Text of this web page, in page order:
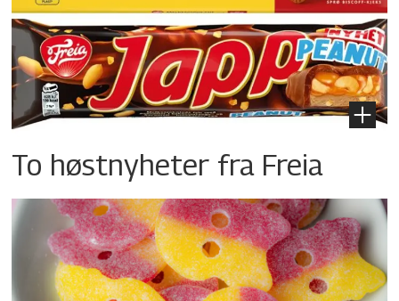
To høstnyheter fra Freia